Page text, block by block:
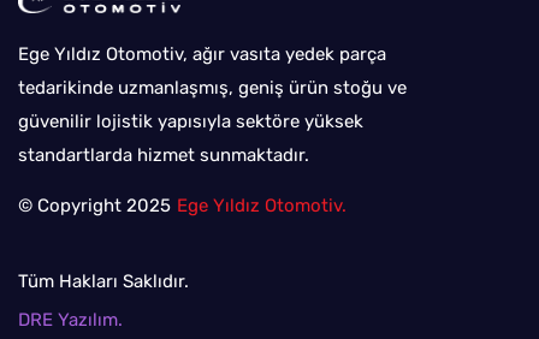
Ege Yıldız Otomotiv, ağır vasıta yedek parça
tedarikinde uzmanlaşmış, geniş ürün stoğu ve
güvenilir lojistik yapısıyla sektöre yüksek
standartlarda hizmet sunmaktadır.
© Copyright 2025 Ege Yıldız Otomotiv.
Tüm Hakları Saklıdır.
DRE Yazılım.